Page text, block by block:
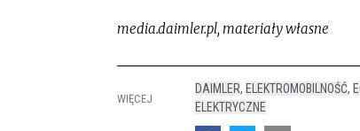
media.daimler.pl, materiały własne
WIĘCEJ
DAIMLER, ELEKTROMOBILNOŚĆ,
ELEKTRYCZNE